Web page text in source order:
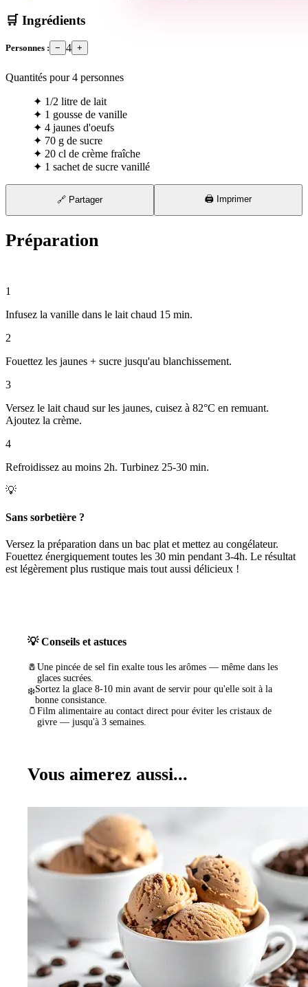
🛒 Ingrédients
Personnes : − 4 +
Quantités pour4 personnes
✦ 1/2 litre de lait
✦ 1 gousse de vanille
✦ 4 jaunes d'oeufs
✦ 70 g de sucre
✦ 20 cl de crème fraîche
✦ 1 sachet de sucre vanillé
🔗 Partager 🖨️ Imprimer
Préparation
1
Infusez la vanille dans le lait chaud 15 min.
2
Fouettez les jaunes + sucre jusqu'au blanchissement.
3
Versez le lait chaud sur les jaunes, cuisez à 82°C en remuant.
Ajoutez la crème.
4
Refroidissez au moins 2h. Turbinez 25-30 min.
💡
Sans sorbetière ?
Versez la préparation dans un bac plat et mettez au congélateur.
Fouettez énergiquement toutes les 30 min pendant 3-4h. Le résultat
est légèrement plus rustique mais tout aussi délicieux !
💡 Conseils et astuces
🧂 Une pincée de sel fin exalte tous les arômes — même dans les
glaces sucrées.
❄️Sortez la glace 8-10 min avant de servir pour qu'elle soit à la
bonne consistance.
🫙 Film alimentaire au contact direct pour éviter les cristaux de
givre — jusqu'à 3 semaines.
Vous aimerez aussi...